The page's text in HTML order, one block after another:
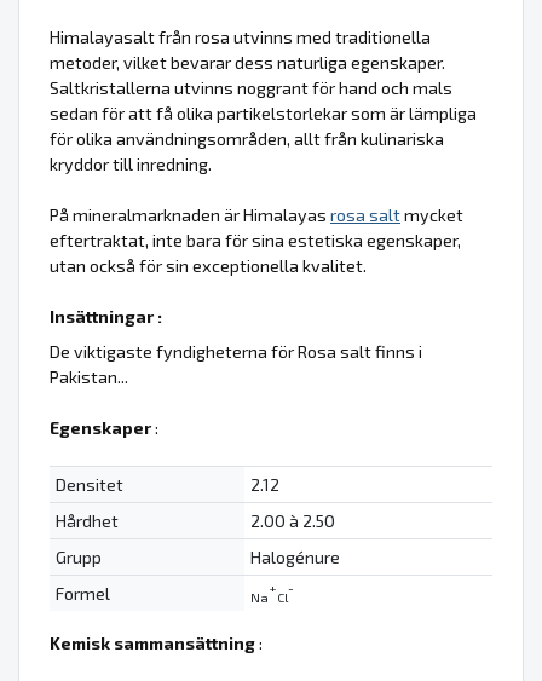
Himalayasalt från rosa utvinns med traditionella
metoder, vilket bevarar dess naturliga egenskaper.
Saltkristallerna utvinns noggrant för hand och mals
sedan för att få olika partikelstorlekar som är lämpliga
för olika användningsområden, allt från kulinariska
kryddor till inredning.
På mineralmarknaden är Himalayas rosa saltmycket
eftertraktat, inte bara för sina estetiska egenskaper,
utan också för sin exceptionella kvalitet.
Insättningar :
De viktigaste fyndigheterna för Rosa salt finns i
Pakistan...
Egenskaper:
Densitet
2.12
Hårdhet
2.00 à 2.50
Grupp
Halogénure
Formel
Na
+
Cl
-
Kemisk sammansättning: